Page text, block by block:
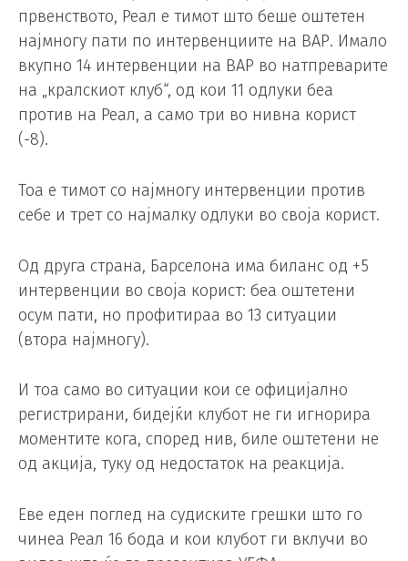
првенството, Реал е тимот што беше оштетен
најмногу пати по интервенциите на ВАР. Имало
вкупно 14 интервенции на ВАР во натпреварите
на „кралскиот клуб“, од кои 11 одлуки беа
против на Реал, а само три во нивна корист
(-8).
Тоа е тимот со најмногу интервенции против
себе и трет со најмалку одлуки во своја корист.
Од друга страна, Барселона има биланс од +5
интервенции во своја корист: беа оштетени
осум пати, но профитираа во 13 ситуации
(втора најмногу).
И тоа само во ситуации кои се официјално
регистрирани, бидејќи клубот не ги игнорира
моментите кога, според нив, биле оштетени не
од акција, туку од недостаток на реакција.
Еве еден поглед на судиските грешки што го
чинеа Реал 16 бода и кои клубот ги вклучи во